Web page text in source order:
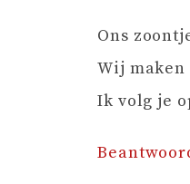
Ons
Wij maken
Ik volg je